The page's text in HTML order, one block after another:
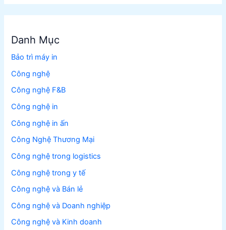
Danh Mục
Bảo trì máy in
Công nghệ
Công nghệ F&B
Công nghệ in
Công nghệ in ấn
Công Nghệ Thương Mại
Công nghệ trong logistics
Công nghệ trong y tế
Công nghệ và Bán lẻ
Công nghệ và Doanh nghiệp
Công nghệ và Kinh doanh